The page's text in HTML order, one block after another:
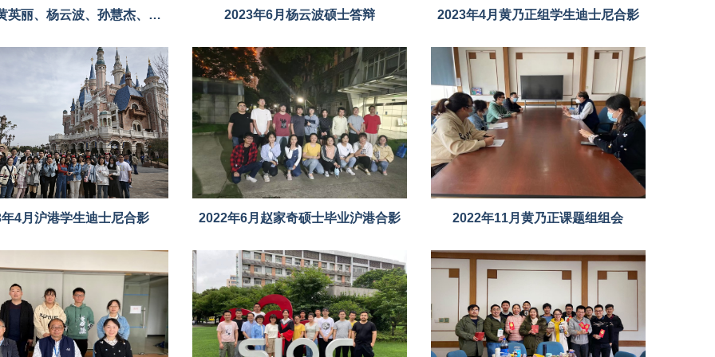
2023年黄英丽、杨云波、孙慧杰、孙芸、贾海瑞硕士毕业 2023年6月杨云波硕士答辩 2023年4月黄乃正组学生迪士尼合影
4月沪港学生迪士尼合影 2022年6月赵家奇硕士毕业沪港合影 2022年11月黄乃正课题组组会